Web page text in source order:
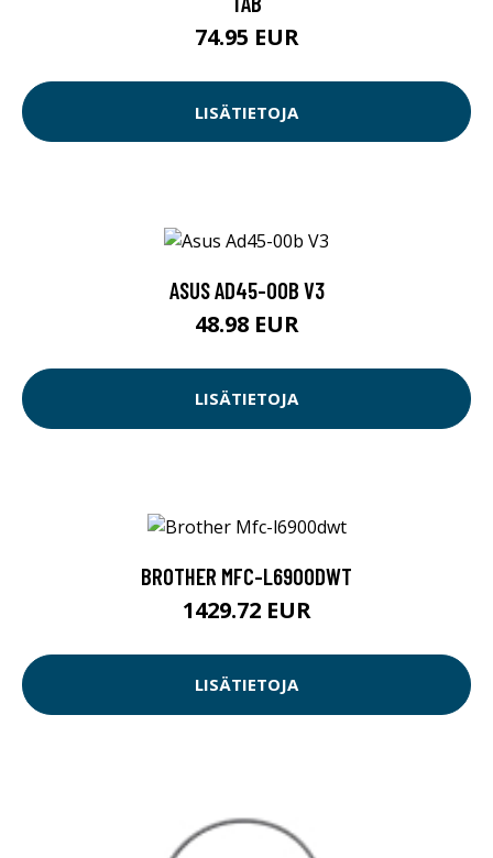
74.95 EUR
LISÄTIETOJA
ASUS AD45-00B V3
48.98 EUR
LISÄTIETOJA
BROTHER MFC-L6900DWT
1429.72 EUR
LISÄTIETOJA